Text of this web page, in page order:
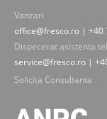
Vanzari
office@fresco.ro | +40
Dispecerat asistenta
service@fresco.ro |
Solicita Consultanta